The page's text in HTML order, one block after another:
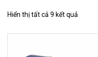
Hiển thị tất cả 9 kết quả